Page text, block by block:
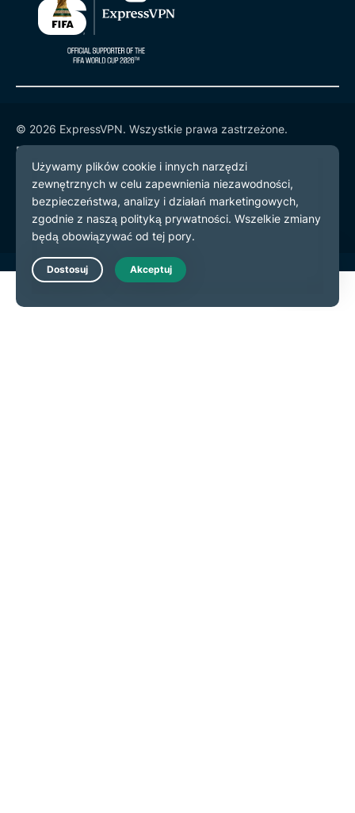
© 2026 ExpressVPN. Wszystkie prawa zastrzeżone.
Polityka prywatności
Warunki użytkowania
preferencje plików cookie